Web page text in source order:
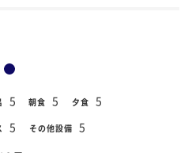
5 朝食 5 夕食 5
5 その他設備 5